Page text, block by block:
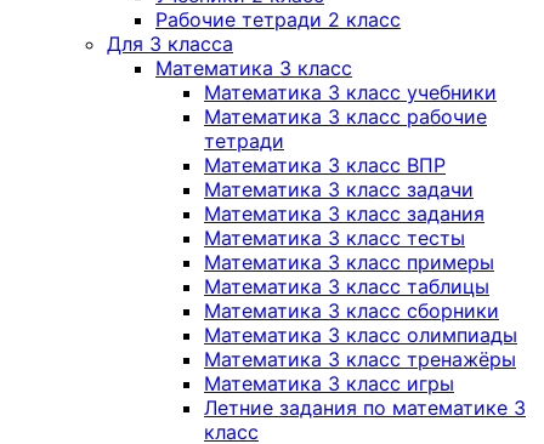
Рабочие тетради 2 класс
Для 3 класса
Математика 3 класс
Математика 3 класс учебники
Математика 3 класс рабочие
тетради
Математика 3 класс ВПР
Математика 3 класс задачи
Математика 3 класс задания
Математика 3 класс тесты
Математика 3 класс примеры
Математика 3 класс таблицы
Математика 3 класс сборники
Математика 3 класс олимпиады
Математика 3 класс тренажёры
Математика 3 класс игры
Летние задания по математике 3
класс